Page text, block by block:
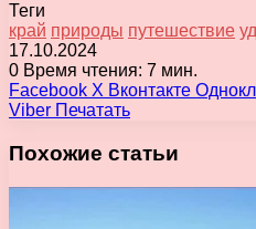
Теги
край природы путешествие
17.10.2024
0 Время чтения: 7 мин.
Facebook X Вконтакте
Viber Печатать
Похожие статьи